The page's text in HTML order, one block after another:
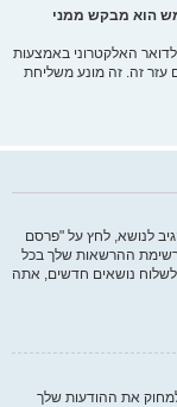
הוא מבקש ממני
האלקטרוני באמצעות
זה. זה מונע משליחת
לנושא, לחץ על "פרסם
ההרשאות שלך בכל
לשלוח נושאים חדשים, אתה
את ההודעות שלך